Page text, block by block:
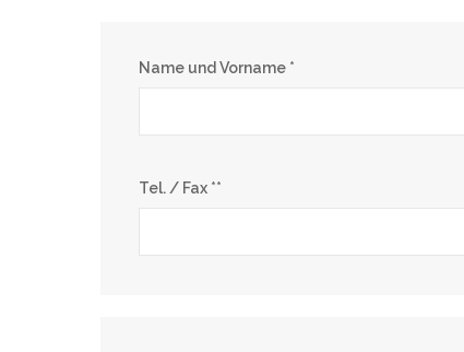
Name und Vorname *
Tel. / Fax **